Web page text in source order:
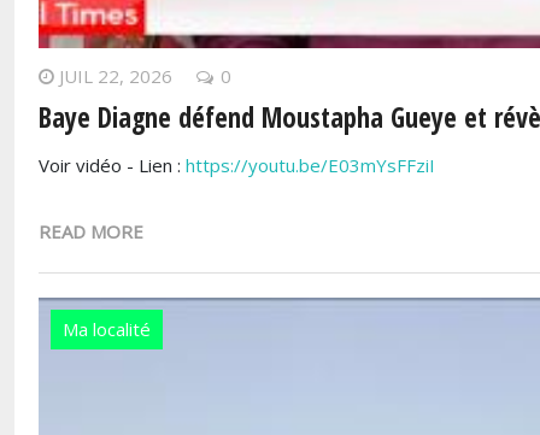
JUIL 22, 2026 0
Baye Diagne défend Moustapha Gueye et
Voir vidéo - Lien : https://youtu.be/E03mYsFFziI
READ MORE
Ma localité